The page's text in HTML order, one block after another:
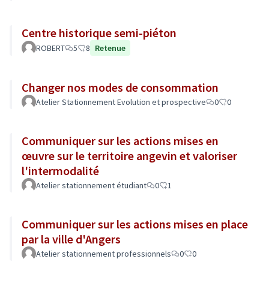
Centre historique semi-piéton
ROBERT 5 8 Retenue
Changer nos modes de consommation
Atelier Stationnement Evolution et prospective 0 0
Communiquer sur les actions mises en
œuvre sur le territoire angevin et valoriser
l'intermodalité
Atelier stationnement étudiant 0 1
Communiquer sur les actions mises en place
par la ville d'Angers
Atelier stationnement professionnels 0 0